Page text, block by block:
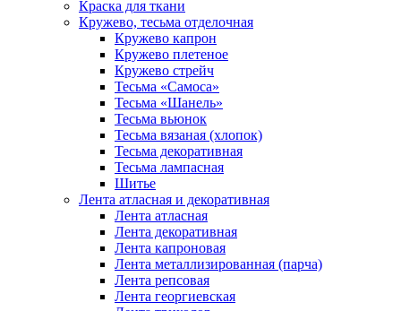
Краска для ткани
Кружево, тесьма отделочная
Кружево капрон
Кружево плетеное
Кружево стрейч
Тесьма «Самоса»
Тесьма «Шанель»
Тесьма вьюнок
Тесьма вязаная (хлопок)
Тесьма декоративная
Тесьма лампасная
Шитье
Лента атласная и декоративная
Лента атласная
Лента декоративная
Лента капроновая
Лента металлизированная (парча)
Лента репсовая
Лента георгиевская